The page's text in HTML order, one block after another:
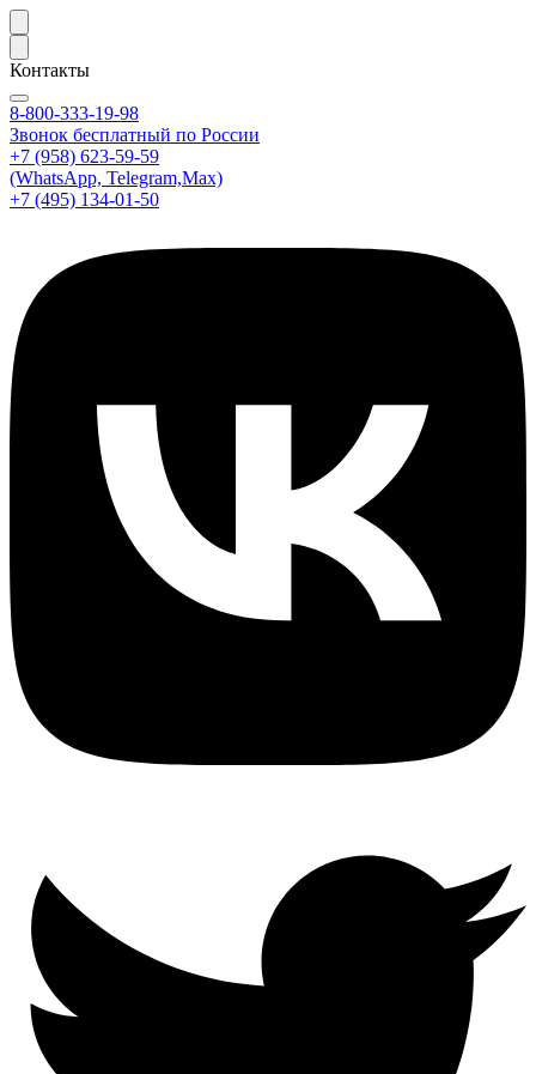
Контакты
8-800-333-19-98
Звонок бесплатный по России
+7 (958) 623-59-59
(WhatsApp, Telegram,Max)
+7 (495) 134-01-50